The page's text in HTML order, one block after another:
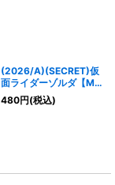
(2026/A)(SECRET)仮
面ライダーゾルダ【M-
SEC】{26RCB01-035}
《白》
480円(税込)